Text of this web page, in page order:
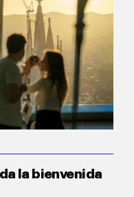
la bienvenida